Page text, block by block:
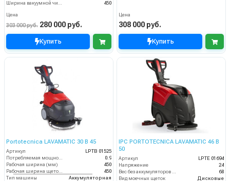
Ширина вакуумной чистки (мм)
450
Цена
303 000 руб. 280 000 руб.
Купить
Цена
308 000 руб.
Купить
Portotecnica LAVAMATIC 30 B 45
Артикул
LPTB 01525
0.9
Рабочая ширина (мм)
450
450
Тип машины
Аккумуляторная
IPC PORTOTECNICA LAVAMATIC 46 B
50
Артикул
LPTE 01694
Напряжение
24
68
Вид моечных щеток
Дисковые